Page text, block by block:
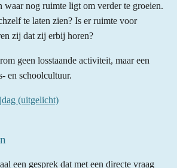
waar nog ruimte ligt om verder te groeien.
te laten zien? Is er ruimte voor
zij dat zij erbij horen?
geen losstaande activiteit, maar een
en schoolcultuur.
(uitgelicht)
een gesprek dat met een directe vraag